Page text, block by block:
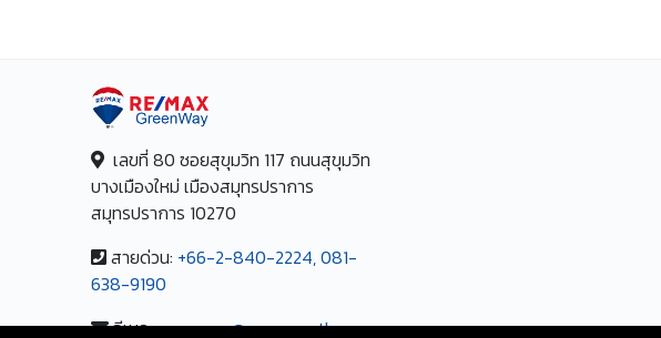
เลขที่ 80 ซอยสุขุมวิท 117 ถนนสุขุมวิท
บางเมืองใหม่ เมืองสมุทรปราการ
สมุทรปราการ 10270
สายด่วน: +66-2-840-2224, 081-
638-9190
อีเมล:greenway@remax.co.th